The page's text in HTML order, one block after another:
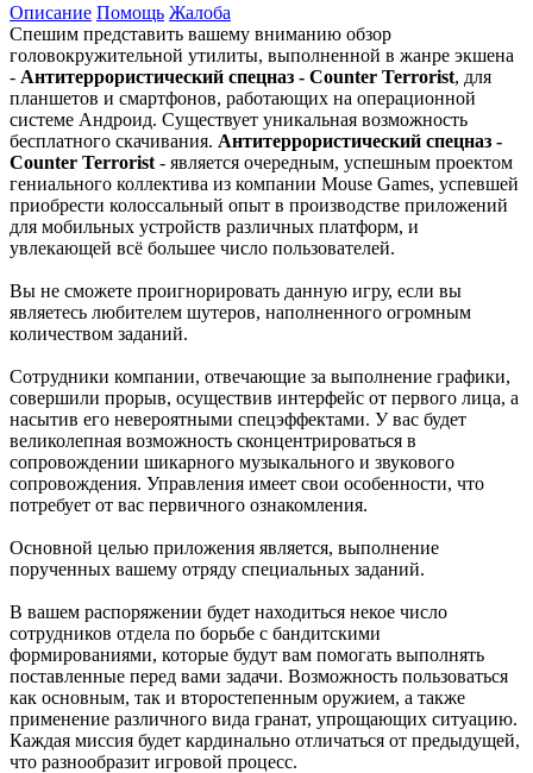
Описание Помощь Жалоба
Спешим представить вашему вниманию обзор
головокружительной утилиты, выполненной в жанре экшена
- Антитеррористический спецназ - Counter Terrorist, для
планшетов и смартфонов, работающих на операционной
системе Андроид. Существует уникальная возможность
бесплатного скачивания. Антитеррористический спецназ -
Counter Terrorist - является очередным, успешным проектом
гениального коллектива из компании Mouse Games, успевшей
приобрести колоссальный опыт в производстве приложений
для мобильных устройств различных платформ, и
увлекающей всё большее число пользователей.
Вы не сможете проигнорировать данную игру, если вы
являетесь любителем шутеров, наполненного огромным
количеством заданий.
Сотрудники компании, отвечающие за выполнение графики,
совершили прорыв, осуществив интерфейс от первого лица, а
насытив его невероятными спецэффектами. У вас будет
великолепная возможность сконцентрироваться в
сопровождении шикарного музыкального и звукового
сопровождения. Управления имеет свои особенности, что
потребует от вас первичного ознакомления.
Основной целью приложения является, выполнение
порученных вашему отряду специальных заданий.
В вашем распоряжении будет находиться некое число
сотрудников отдела по борьбе с бандитскими
формированиями, которые будут вам помогать выполнять
поставленные перед вами задачи. Возможность пользоваться
как основным, так и второстепенным оружием, а также
применение различного вида гранат, упрощающих ситуацию.
Каждая миссия будет кардинально отличаться от предыдущей,
что разнообразит игровой процесс.